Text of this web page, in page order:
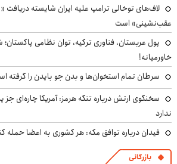
لاف‌های توخالی ترامپ علیه ایران شایسته دریافت
عقب‌نشینی» است
پول عربستان، فناوری ترکیه، توان نظامی
خاورمیانه!
سرطان تمام استخوان‌ها و بدن جو بایدن را گرفته
سخنگوی ارتش درباره تنگه هرمز: آمریکا چاره‌ای
ندارد
فیدان درباره توافق مکه: هر کشوری به اعضا
بازرگانی